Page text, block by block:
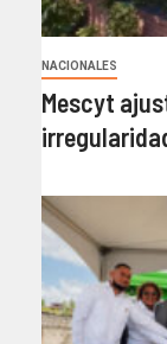
NACIONALES
Mescyt